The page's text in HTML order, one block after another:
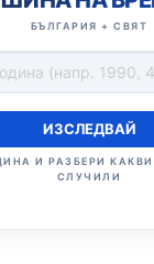
БЪЛГАРИЯ + СВЯТ
ИЗСЛЕДВАЙ
И РАЗБЕРИ
СЛУЧИЛИ